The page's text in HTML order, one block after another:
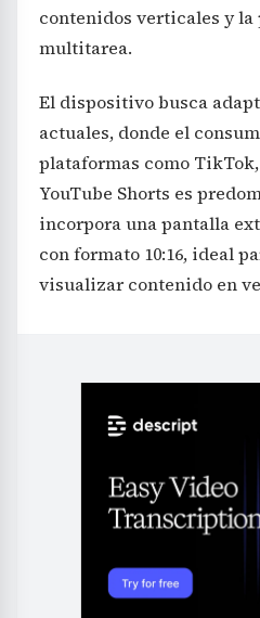
contenidos verticales y
multitarea.
El dispositivo busca
actuales, donde el
plataformas como
YouTube Shorts es
incorpora una pantalla
con formato 10:16, ideal
visualizar contenido en